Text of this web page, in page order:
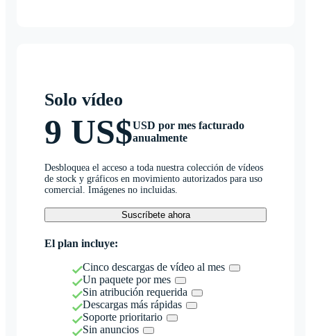
Solo vídeo
9 US$USD por mes facturado
anualmente
Desbloquea el acceso a toda nuestra colección de vídeos
de stock y gráficos en movimiento autorizados para uso
comercial. Imágenes no incluidas.
Suscríbete ahora
El plan incluye:
Cinco descargas de vídeo al mes
Un paquete por mes
Sin atribución requerida
Descargas más rápidas
Soporte prioritario
Sin anuncios